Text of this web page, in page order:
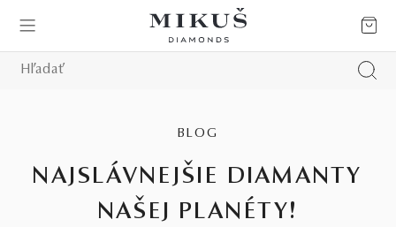
BLOG
NAJSLÁVNEJŠIE DIAMANTY
NAŠEJ PLANÉTY!